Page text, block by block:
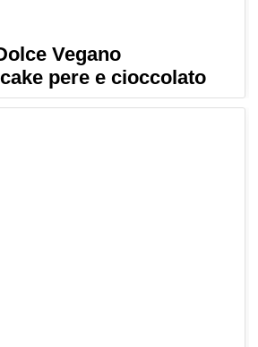
Vegano
pere e cioccolato